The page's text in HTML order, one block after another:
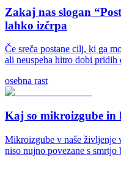
Zakaj nas slogan
lahko izčrpa
Če sreča postane cilj, ki ga
ali neuspeha hitro dobi pridih
osebna rast
Kaj so mikroizgube in
Mikroizgube v naše življenje
niso nujno povezane s smrtjo